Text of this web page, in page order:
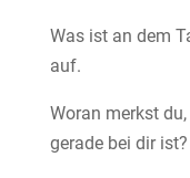
Was ist an dem
auf.
Woran merkst
gerade bei dir